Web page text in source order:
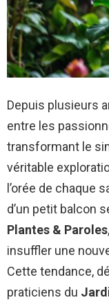
Depuis plusieurs
entre les
transformant le
véritable
l’orée de chaque
d’un petit balcon
Plantes & Paroles
insuffler une
Cette tendance,
praticiens du